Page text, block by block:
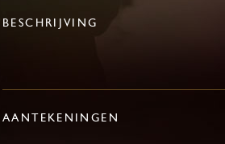
BESCHRIJVING
AANTEKENINGEN